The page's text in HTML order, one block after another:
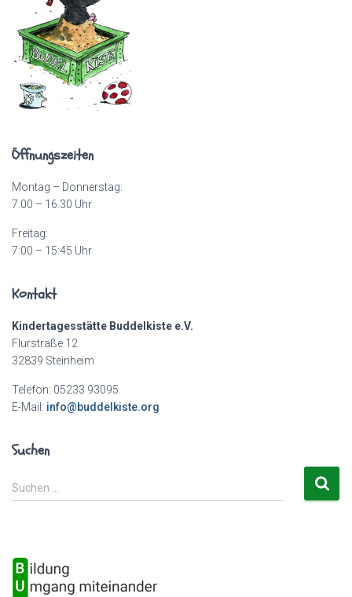
Öffnungszeiten
Montag – Donnerstag:
7.00 – 16.30 Uhr
Freitag:
7:00 – 15:45 Uhr
Kontakt
Kindertagesstätte Buddelkiste e.V.
Flurstraße 12
32839 Steinheim
Telefon: 05233 93095
E-Mail: info@buddelkiste.org
Suchen
S
u
n
n
Suchen …